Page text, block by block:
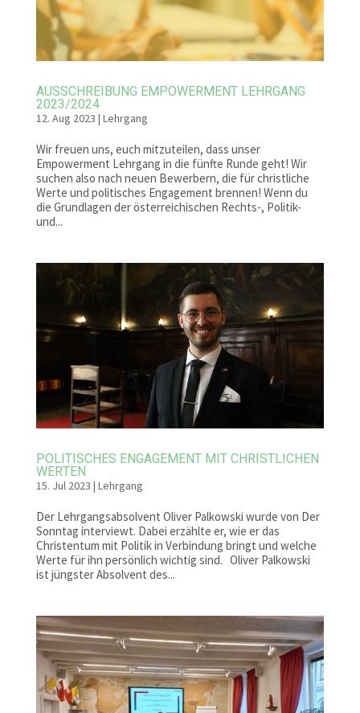
AUSSCHREIBUNG EMPOWERMENT LEHRGANG
2023/2024
12. Aug 2023 | Lehrgang
Wir freuen uns, euch mitzuteilen, dass unser
Empowerment Lehrgang in die fünfte Runde geht! Wir
suchen also nach neuen Bewerbern, die für christliche
Werte und politisches Engagement brennen! Wenn du
die Grundlagen der österreichischen Rechts-, Politik-
und...
POLITISCHES ENGAGEMENT MIT CHRISTLICHEN
WERTEN
15. Jul 2023 | Lehrgang
Der Lehrgangsabsolvent Oliver Palkowski wurde von Der
Sonntag interviewt. Dabei erzählte er, wie er das
Christentum mit Politik in Verbindung bringt und welche
Werte für ihn persönlich wichtig sind. Oliver Palkowski
ist jüngster Absolvent des...